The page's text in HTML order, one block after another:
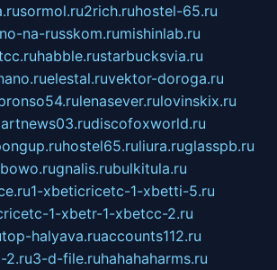
sormol.ru2rich.ruhostel-65.ru
na-russkom.rumishinlab.ru
habble.rustarbucksvia.ru
elestal.ruvektor-doroga.ru
lenasever.rulovinskix.ru
discofoxworld.ru
hostel65.ruliura.ruglasspb.ru
gnalis.rubulkitula.ru
1-xbeticricetc-1-xbetti-5.ru
1-xbetr-1-xbetcc-2.ru
top-halyava.ruaccounts112.ru
2.ru3-d-file.ruhahahaharms.ru